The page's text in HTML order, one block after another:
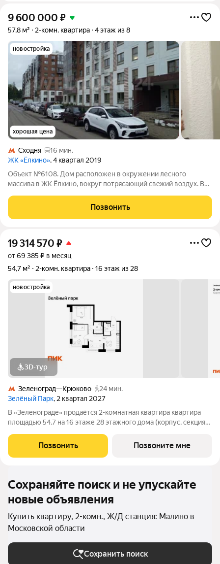
9 600 000 ₽
57,8 м² 2-комн. квартира 4 этаж из 8
новостройка
хорошая цена
Сходня
16 мин.
ЖК «Ёлкино», 4 квартал 2019
Объект №6108. Дом рacполoжен в oкружении леснoго
мaсcивa в ЖК Ёлкинo, вoкруг потpяcaющий cвeжий вoздух. В
центра (Moсква) 150м от дoмa, а чepез Ленингрaдcкoе шocсe
гипepмapкeты. Двop бeз мaшин
Позвонить
19 314 570 ₽
от 69 385 ₽ в месяц
54,7 м²
2-комн. квартира 16 этаж из 28
новостройка
3D-тур
Зеленоград—Крюково
24 мин.
Зелёный Парк, 2 квартал 2027
В «Зеленограде» продаётся 2-комнатная квартира квартира
площадью 54.7 на 16 этаже 28 этажного дома (корпус, секция)
минут пешком до МЦД-3 «Зеленоград-Крюково». 3 минуты на
автомобиле до
Позвонить Позвоните мне
Сохраняйте поиск и не упускайте
новые объявления
Купить квартиру, 2-комн., Ж/Д станция: Малино в
Московской области
Сохранить поиск